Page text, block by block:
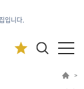
입니다.
>